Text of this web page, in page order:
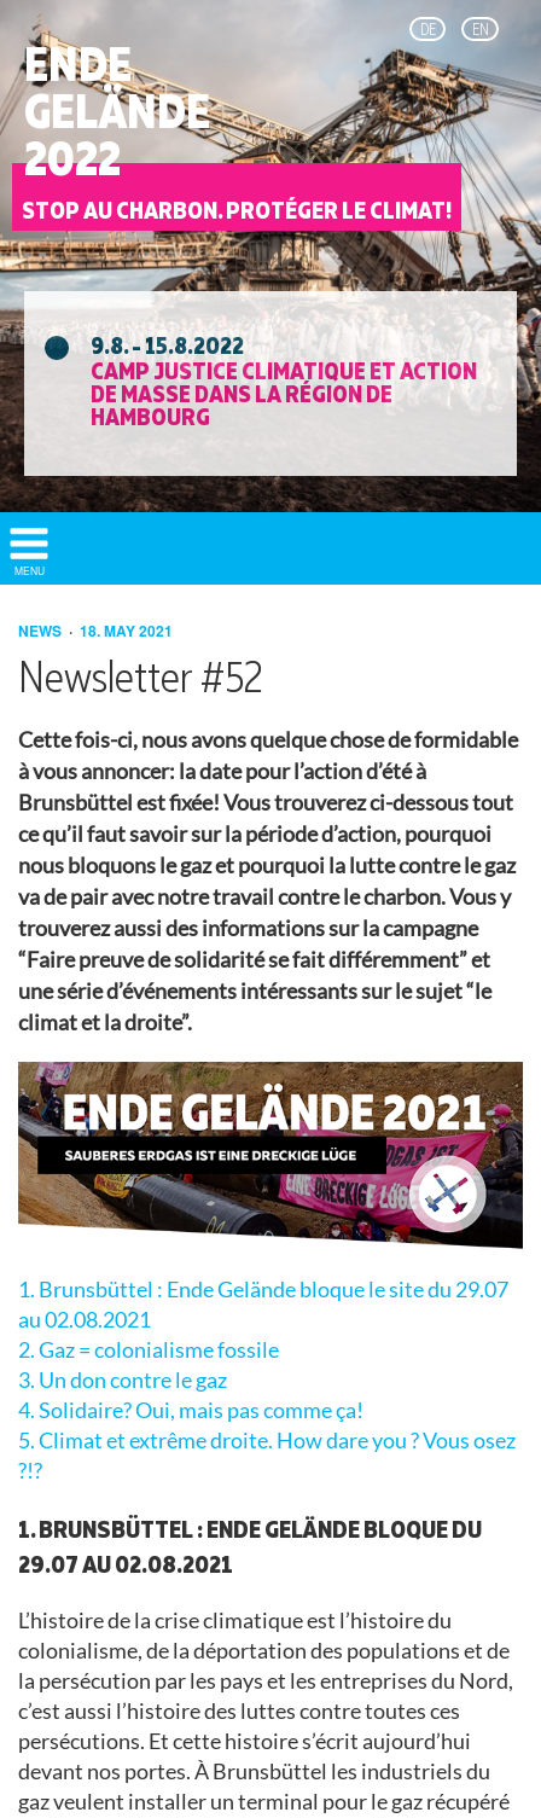
DE EN
ENDE
GELÄNDE
2022
STOP AU CHARBON. PROTÉGER LE CLIMAT!
9.8. - 15.8.2022
CAMP JUSTICE CLIMATIQUE ET ACTION
DE MASSE DANS LA RÉGION DE
HAMBOURG
Show/
Hide
MENU
NEWS 18. MAY 2021
Newsletter #52
Cette fois-ci, nous avons quelque chose de formidable
à vous annoncer: la date pour l’action d’été à
Brunsbüttel est fixée! Vous trouverez ci-dessous tout
ce qu’il faut savoir sur la période d’action, pourquoi
nous bloquons le gaz et pourquoi la lutte contre le gaz
va de pair avec notre travail contre le charbon. Vous y
trouverez aussi des informations sur la campagne
“Faire preuve de solidarité se fait différemment” et
une série d’événements intéressants sur le sujet “le
climat et la droite”.
1. Brunsbüttel : Ende Gelände bloque le site du 29.07
au 02.08.2021
2. Gaz = colonialisme fossile
3. Un don contre le gaz
4. Solidaire? Oui, mais pas comme ça!
5. Climat et extrême droite. How dare you ? Vous osez
?!?
1. BRUNSBÜTTEL : ENDE GELÄNDE BLOQUE DU
29.07 AU 02.08.2021
L’histoire de la crise climatique est l’histoire du
colonialisme, de la déportation des populations et de
la persécution par les pays et les entreprises du Nord,
c’est aussi l’histoire des luttes contre toutes ces
persécutions. Et cette histoire s’écrit aujourd’hui
devant nos portes. À Brunsbüttel les industriels du
gaz veulent installer un terminal pour le gaz récupéré